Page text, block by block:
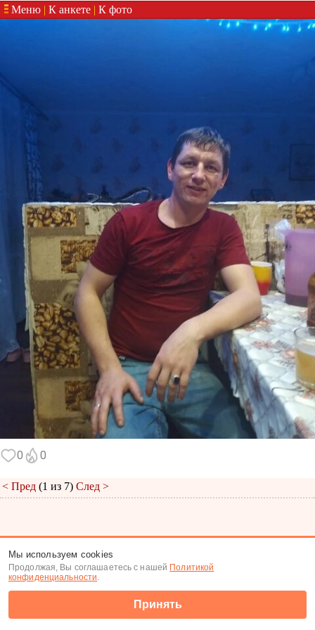
Меню | К анкете | К фото
0 0
< Пред (1 из 7) След >
(c) Tabor.ru 2026
Мы используем cookies
Продолжая, Вы соглашаетесь с нашей Политикой
конфиденциальности.
Принять